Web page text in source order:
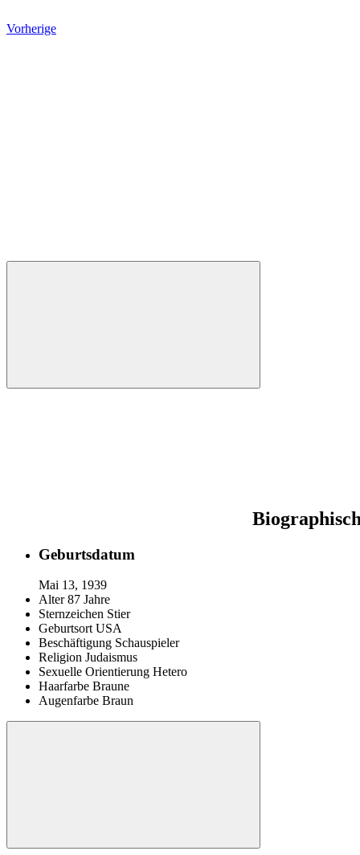
Vorherige
Geburtsdatum
Mai 13, 1939
Alter 87 Jahre
Sternzeichen Stier
Geburtsort USA
Beschäftigung Schauspieler
Religion Judaismus
Sexuelle Orientierung Hetero
Haarfarbe Braune
Augenfarbe Braun